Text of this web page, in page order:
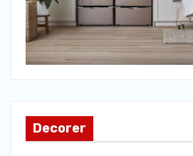
Decorer